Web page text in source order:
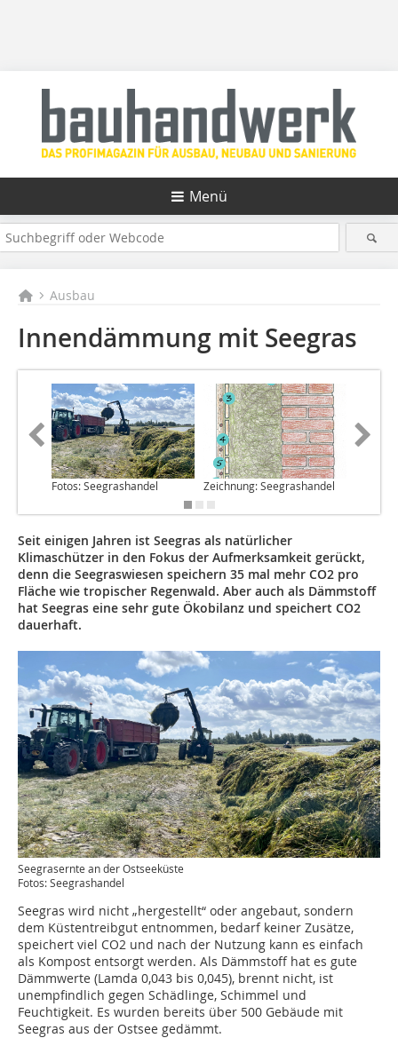
Menü
Ausbau
Innendämmung mit Seegras
Fotos: Seegrashandel Zeichnung: Seegrashandel
Seit einigen Jahren ist Seegras als natürlicher
Klimaschützer in den Fokus der Aufmerksamkeit gerückt,
denn die Seegraswiesen speichern 35 mal mehr CO2 pro
Fläche wie tropischer Regenwald. Aber auch als Dämmstoff
hat Seegras eine sehr gute Ökobilanz und speichert CO2
dauerhaft.
Seegrasernte an der Ostseeküste
Fotos: Seegrashandel
Seegras wird nicht „hergestellt“ oder angebaut, sondern
dem Küstentreibgut entnommen, bedarf keiner Zusätze,
speichert viel CO2 und nach der Nutzung kann es einfach
als Kompost entsorgt werden. Als Dämmstoff hat es gute
Dämmwerte (Lamda 0,043 bis 0,045), brennt nicht, ist
unempfindlich gegen Schädlinge, Schimmel und
Feuchtigkeit. Es wurden bereits über 500 Gebäude mit
Seegras aus der Ostsee gedämmt.